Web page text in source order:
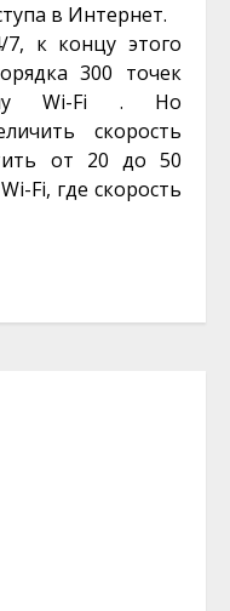
в Интернет.
7, к концу этого
300 точек
Wi-Fi . Но
скорость
от 20 до 50
Fi, где скорость